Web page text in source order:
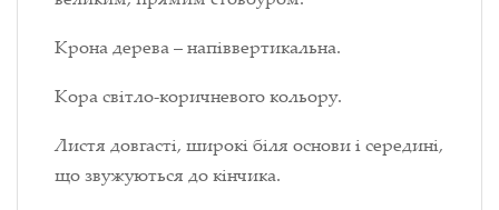
Крона дерева – напіввертикальна.
Кора світло-коричневого кольору.
Листя довгасті, широкі біля основи і середині,
що звужуються до кінчика.